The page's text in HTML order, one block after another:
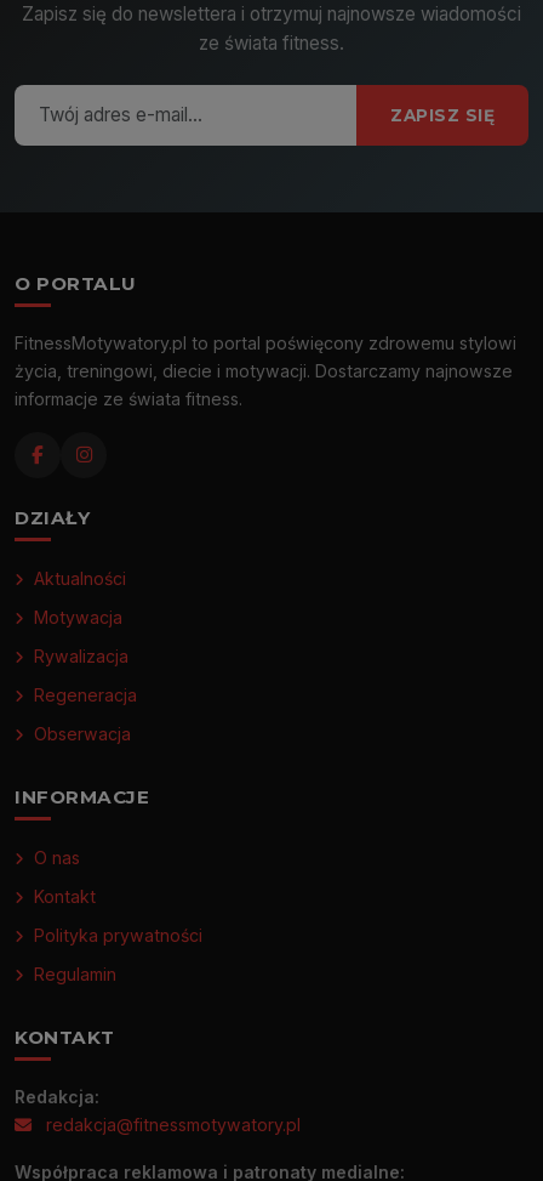
Zapisz się do newslettera i otrzymuj najnowsze wiadomości
ze świata fitness.
ZAPISZ SIĘ
O PORTALU
FitnessMotywatory.pl to portal poświęcony zdrowemu stylowi
życia, treningowi, diecie i motywacji. Dostarczamy najnowsze
informacje ze świata fitness.
DZIAŁY
Aktualności
Motywacja
Rywalizacja
Regeneracja
Obserwacja
INFORMACJE
O nas
Kontakt
Polityka prywatności
Regulamin
KONTAKT
Redakcja:
redakcja@fitnessmotywatory.pl
Współpraca reklamowa i patronaty medialne: